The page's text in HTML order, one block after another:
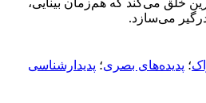
خلق می‌کند که هم‌زمان بینایی،
می‌سازد.
؛ پدیده‌های بصری؛ پدیدارشناسی